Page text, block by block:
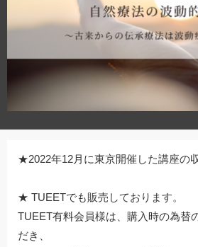
★2022年12月に東京開催した講座の
★ TUEETでも販売しております。
TUEET有料会員様は、購入時の為替
だき、